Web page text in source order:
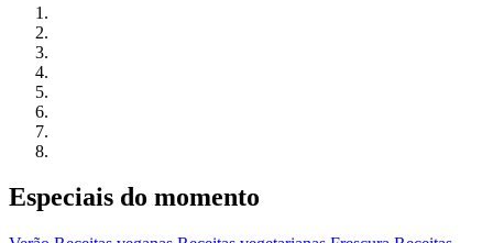
Especiais do momento